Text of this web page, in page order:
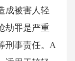
成被害人轻
劫罪是严重
刑事责任。A